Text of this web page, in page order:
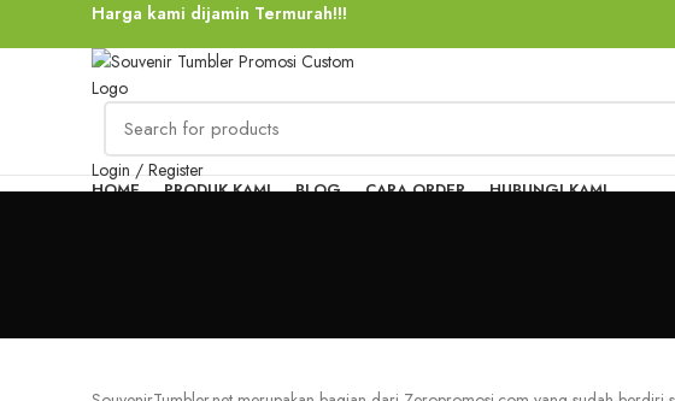
Harga kami dijamin Termurah!!!
Login / Register
HOME PRODUK KAMI BLOG CARA ORDER HUBUNGI KAMI